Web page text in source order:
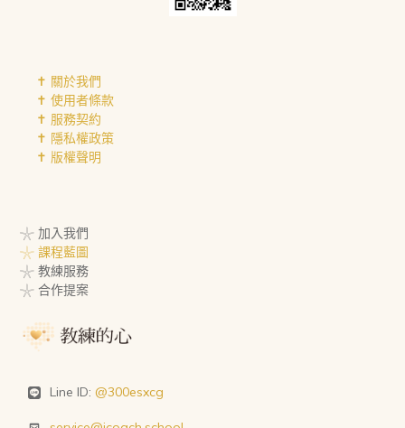
✝︎ 關於我們
✝︎ 使用者條款
✝︎ 服務契約
✝︎ 隱私權政策
✝︎ 版權聲明
𓇼 加入我們
𓇼 課程藍圖
𓇼 教練服務
𓇼 合作提案
Line ID: @300esxcg